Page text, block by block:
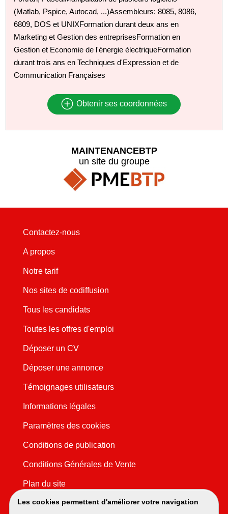
(Matlab, Pspice, Autocad, ...)Assembleurs: 8085, 8086,
6809, DOS et UNIXFormation durant deux ans en
Marketing et Gestion des entreprisesFormation en
Gestion et Economie de l'énergie électriqueFormation
durant trois ans en Techniques d'Expression et de
Communication Françaises
Obtenir ses coordonnées
Les cookies permettent d'améliorer votre navigation
MAINTENANCEBTP
un site du groupe
Contactez-nous
A propos
Notre tarif
Nos sites de codiffusion
Tous les candidats
Toutes les offres d'emploi
Déposer un CV
Déposer une annonce
Témoignages utilisateurs
Informations légales
Paramètres des cookies
Conditions de publication
Conditions Générales de Vente
Plan du site